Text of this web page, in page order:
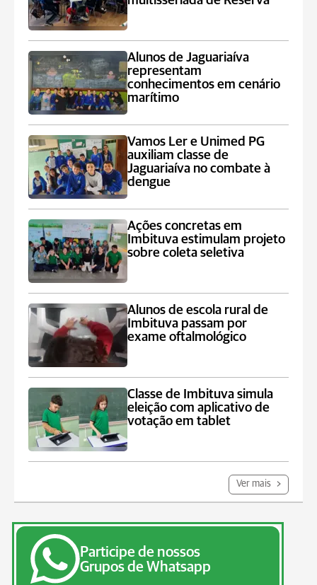
Alunos de Jaguariaíva
representam
conhecimentos em cenário
marítimo
Vamos Ler e Unimed PG
auxiliam classe de
Jaguariaíva no combate à
dengue
Ações concretas em
Imbituva estimulam projeto
sobre coleta seletiva
Alunos de escola rural de
Imbituva passam por
exame oftalmológico
Classe de Imbituva simula
eleição com aplicativo de
votação em tablet
Ver mais
Participe de nossos
Grupos de Whatsapp